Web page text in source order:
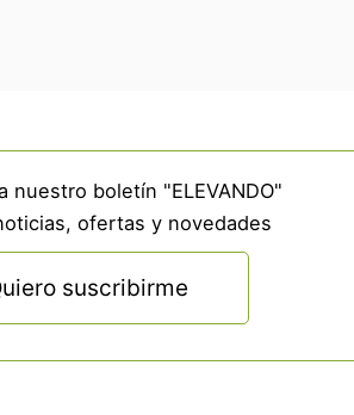
nuestro boletín "ELEVANDO"
ofertas y novedades
suscribirme